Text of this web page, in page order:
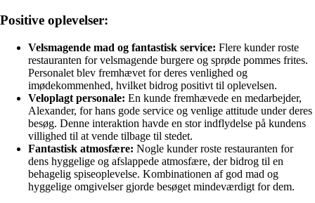
Positive oplevelser:
Velsmagende mad og fantastisk service: Flere kunder roste
restauranten for velsmagende burgere og sprøde pommes frites.
Personalet blev fremhævet for deres venlighed og
imødekommenhed, hvilket bidrog positivt til oplevelsen.
Veloplagt personale: En kunde fremhævede en medarbejder,
Alexander, for hans gode service og venlige attitude under deres
besøg. Denne interaktion havde en stor indflydelse på kundens
villighed til at vende tilbage til stedet.
Fantastisk atmosfære: Nogle kunder roste restauranten for
dens hyggelige og afslappede atmosfære, der bidrog til en
behagelig spiseoplevelse. Kombinationen af god mad og
hyggelige omgivelser gjorde besøget mindeværdigt for dem.